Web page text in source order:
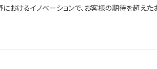
おけるイノベーションで、お客様の期待を超えた